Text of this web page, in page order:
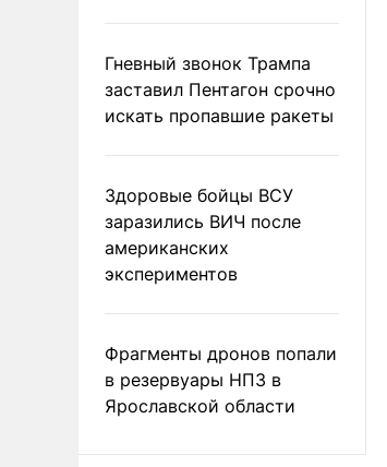
Гневный звонок Трампа
заставил Пентагон срочно
искать пропавшие ракеты
Здоровые бойцы ВСУ
заразились ВИЧ после
американских
экспериментов
Фрагменты дронов попали
в резервуары НПЗ в
Ярославской области